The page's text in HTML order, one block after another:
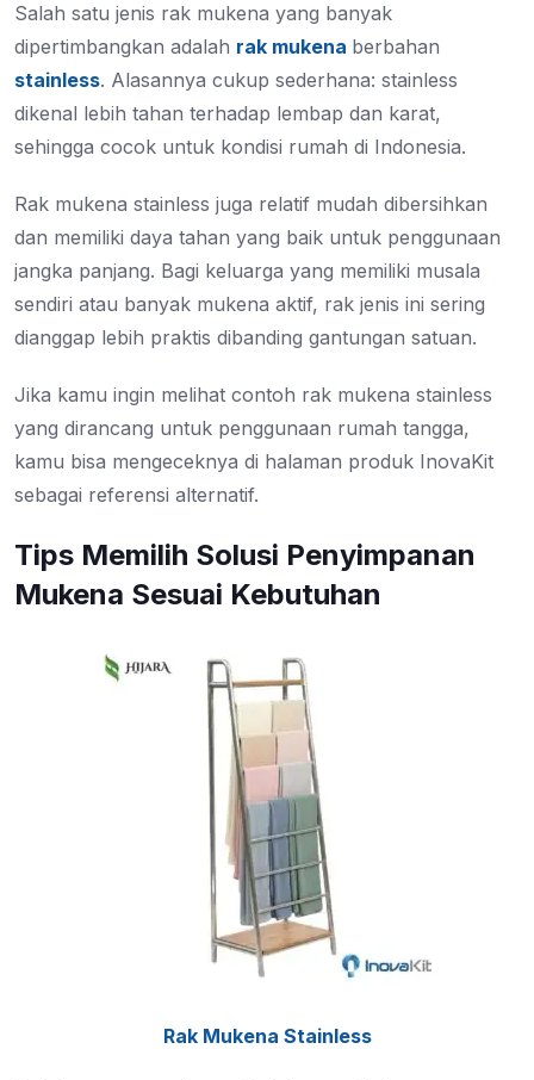
Salah satu jenis rak mukena yang banyak
dipertimbangkan adalah rak mukena berbahan
stainless. Alasannya cukup sederhana: stainless
dikenal lebih tahan terhadap lembap dan karat,
sehingga cocok untuk kondisi rumah di Indonesia.
Rak mukena stainless juga relatif mudah dibersihkan
dan memiliki daya tahan yang baik untuk penggunaan
jangka panjang. Bagi keluarga yang memiliki musala
sendiri atau banyak mukena aktif, rak jenis ini sering
dianggap lebih praktis dibanding gantungan satuan.
Jika kamu ingin melihat contoh rak mukena stainless
yang dirancang untuk penggunaan rumah tangga,
kamu bisa mengeceknya di halaman produk InovaKit
sebagai referensi alternatif.
Tips Memilih Solusi Penyimpanan
Mukena Sesuai Kebutuhan
Rak Mukena Stainless